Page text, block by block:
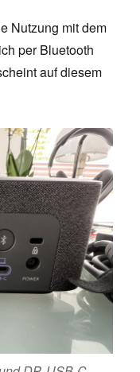
Nutzung mit dem
per Bluetooth
auf diesem